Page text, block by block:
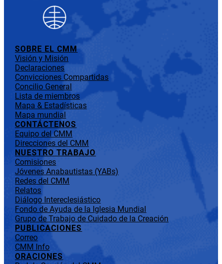
SOBRE EL CMM
Visión y Misión
Declaraciones
Convicciones Compartidas
Concilio General
Lista de miembros
Mapa & Estadísticas
Mapa mundial
CONTÁCTENOS
Equipo del CMM
Direcciones del CMM
NUESTRO TRABAJO
Comisiones
Jóvenes Anabautistas (YABs)
Redes del CMM
Relatos
Diálogo Intereclesiástico
Fondo de Ayuda de la Iglesia Mundial
Grupo de Trabajo de Cuidado de la Creación
PUBLICACIONES
Correo
CMM Info
ORACIONES